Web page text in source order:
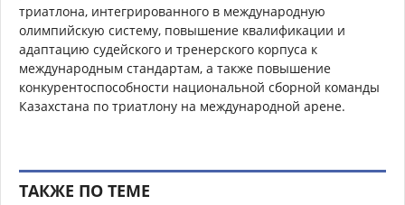
триатлона, интегрированного в международную
олимпийскую систему, повышение квалификации и
адаптацию судейского и тренерского корпуса к
международным стандартам, а также повышение
конкурентоспособности национальной сборной команды
Казахстана по триатлону на международной арене.
ТАКЖЕ ПО ТЕМЕ